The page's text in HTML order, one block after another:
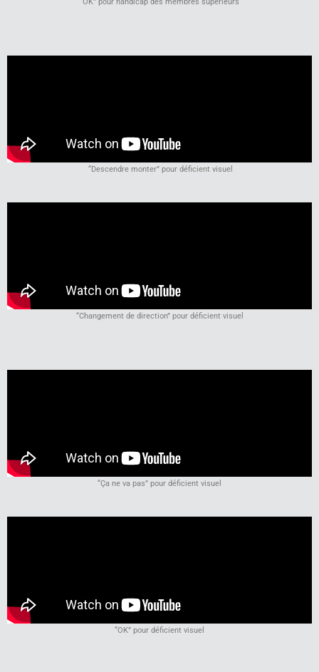
“Descendre monter” pour déficient visuel
“Changement de direction” pour déficient visuel
“Ça ne va pas” pour déficient visuel
“OK” pour déficient visuel